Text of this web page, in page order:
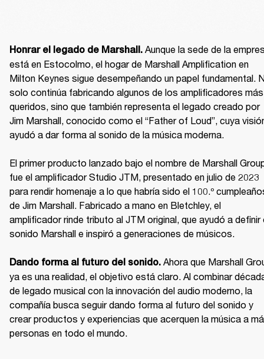
Honrar el legado de Marshall. Aunque la sede de la
está en Estocolmo, el hogar de Marshall Amplification en
Milton Keynes sigue desempeñando un papel fundamental.
solo continúa fabricando algunos de los amplificadores más
queridos, sino que también representa el legado creado por
Jim Marshall, conocido como el “Father of Loud”, cuya
ayudó a dar forma al sonido de la música moderna.
El primer producto lanzado bajo el nombre de Marshall
fue el amplificador Studio JTM, presentado en julio de 2023
para rendir homenaje a lo que habría sido el 100.º
de Jim Marshall. Fabricado a mano en Bletchley, el
amplificador rinde tributo al JTM original, que ayudó a definir
sonido Marshall e inspiró a generaciones de músicos.
Dando forma al futuro del sonido. Ahora que Marshall
ya es una realidad, el objetivo está claro. Al combinar
de legado musical con la innovación del audio moderno, la
compañía busca seguir dando forma al futuro del sonido y
crear productos y experiencias que acerquen la música a
personas en todo el mundo.